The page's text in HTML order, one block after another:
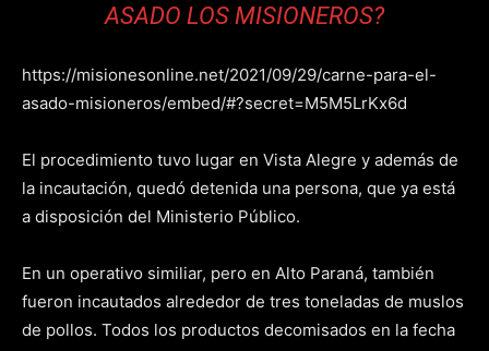
ASADO LOS MISIONEROS?
https://misionesonline.net/2021/09/29/carne-para-el-
asado-misioneros/embed/#?secret=M5M5LrKx6d
El procedimiento tuvo lugar en Vista Alegre y además de
la incautación, quedó detenida una persona, que ya está
a disposición del Ministerio Público.
En un operativo similiar, pero en Alto Paraná, también
fueron incautados alrededor de tres toneladas de muslos
de pollos. Todos los productos decomisados en la fecha